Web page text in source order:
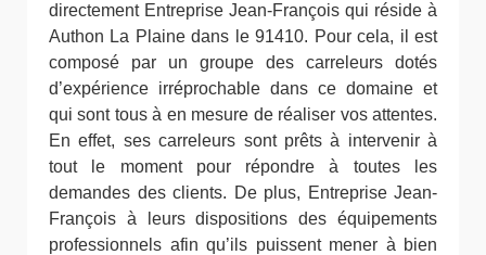
directement Entreprise Jean-François qui réside à
Authon La Plaine dans le 91410. Pour cela, il est
composé par un groupe des carreleurs dotés
d’expérience irréprochable dans ce domaine et
qui sont tous à en mesure de réaliser vos attentes.
En effet, ses carreleurs sont prêts à intervenir à
tout le moment pour répondre à toutes les
demandes des clients. De plus, Entreprise Jean-
François à leurs dispositions des équipements
professionnels afin qu’ils puissent mener à bien